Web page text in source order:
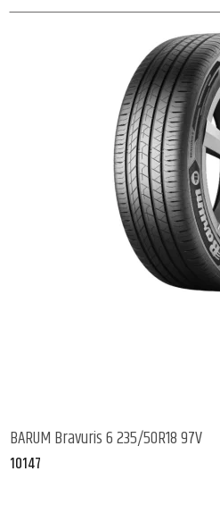
BARUM Bravuris 6 235/50R18 97V
10147